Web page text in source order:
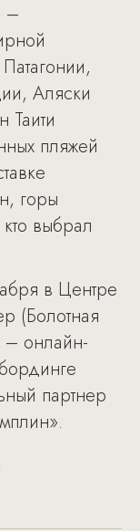
–
Аляски
Таити
пляжей
горы
выбрал
в Центре
(Болотная
– онлайн-
партнер